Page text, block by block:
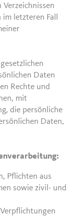
letzteren Fall
Daten
Rechte und
mit
die persönliche
Daten,
Pflichten aus
sowie zivil- und